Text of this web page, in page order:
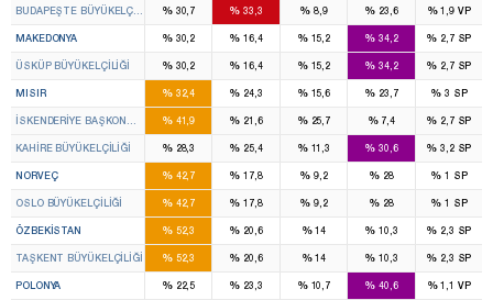
BUDAPEŞTE BÜYÜKELÇILIĞI %30,7 % 33,3 % 8,9 % 23,6 %1,9VP
MAKEDONYA %30,2 % 16,4 %15,2 % 34,2 % 2,7 SP
ÜSKÜP BÜYÜKELÇILIĞI %30,2 % 16,4 %15,2 % 34,2 % 2,7 SP
MISIR %32,4 % 24,3 %15,6 % 23,7 %3 SP
İSKENDERIYE BAŞKONSOLOSLUĞU
%41,9 % 21,6 %25,7 %7,4 % 2,7 SP
KAHIRE BÜYÜKELÇILIĞI %28,3 % 25,4 %11,3 % 30,6 % 3,2 SP
NORVEÇ %42,7 % 17,8 % 9,2 %28 %1 SP
OSLO BÜYÜKELÇILIĞI %42,7 % 17,8 % 9,2 %28 %1 SP
ÖZBEKISTAN %52,3 % 20,6 %14 % 10,3 % 2,3 SP
TAŞKENT BÜYÜKELÇILIĞI %52,3 % 20,6 %14 % 10,3 % 2,3 SP
POLONYA %22,5 % 23,3 %10,7 % 40,6 %1,1VP